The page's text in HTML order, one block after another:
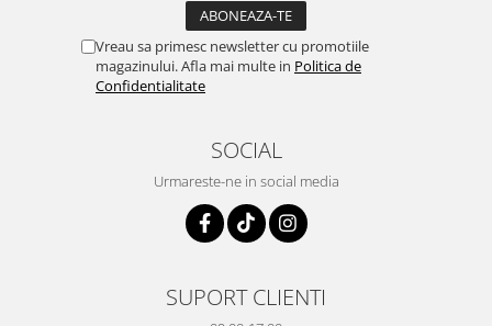
Vreau sa primesc newsletter cu promotiile
magazinului. Afla mai multe in Politica de
Confidentialitate
SOCIAL
Urmareste-ne in social media
SUPORT CLIENTI